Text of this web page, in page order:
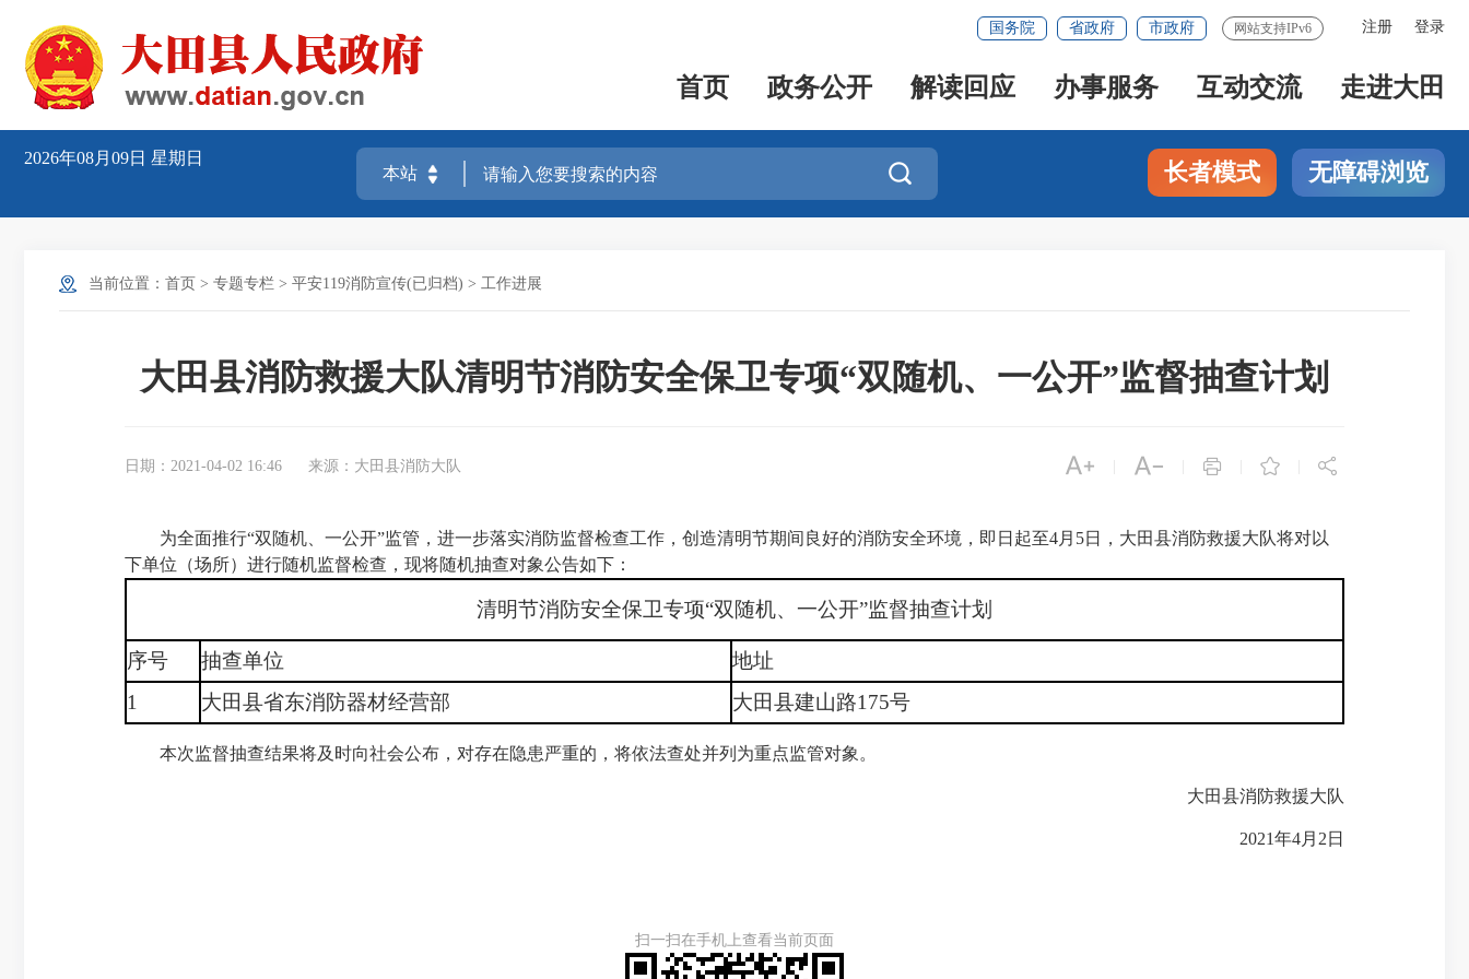
注册 登录
国务院 省政府 市政府 网站支持IPv6
首页 政务公开 解读回应 办事服务 互动交流 走进大田
2026年08月09日 星期日
 长者模式 无障碍浏览
当前位置： 首页 > 专题专栏 > 平安119消防宣传(已归档) > 工作进展
大田县消防救援大队清明节消防安全保卫专项“双随机、一公开”监督抽查计划
日期：2021-04-02 16:46 来源：大田县消防大队     
为全面推行“双随机、一公开”监管，进一步落实消防监督检查工作，创造清明节期间良好的消防安全环境，即日起至4月5日
，大田县消防救援大队将对以
下单位（场所）进行随机监督检查，现将随机抽查对象公告如下：
清明节消防安全保卫专项“双随机、一公开”监督抽查计划
序号 抽查单位
地址
1
大田县省东消防器材经营部 大田县建山路175号
本次监督抽查结果将及时向社会公布，对存在隐患严重的，将依法查处并列为重点监管对象。
大田县消防救援大队
2021年4月2日
扫一扫在手机上查看当前页面